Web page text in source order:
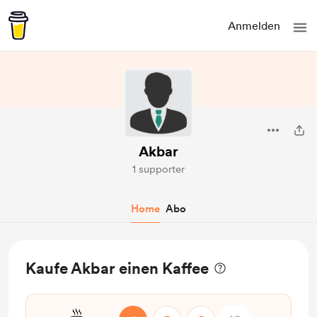
Anmelden
Akbar
1 supporter
Home Abo
Kaufe Akbar einen Kaffee